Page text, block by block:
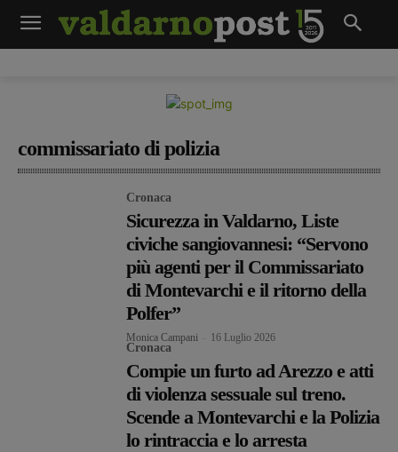
commissariato di polizia
Cronaca
Sicurezza in Valdarno, Liste
civiche sangiovannesi: “Servono
più agenti per il Commissariato
di Montevarchi e il ritorno della
Polfer”
Monica Campani 16 Luglio 2026
Cronaca
Compie un furto ad Arezzo e atti
di violenza sessuale sul treno.
Scende a Montevarchi e la Polizia
lo rintraccia e lo arresta